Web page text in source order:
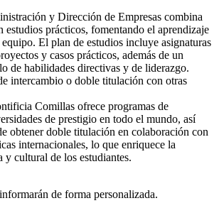
y Dirección de Empresas combina
estudios prácticos, fomentando el aprendizaje
El plan de estudios incluye asignaturas
y casos prácticos, además de un
de habilidades directivas y de liderazgo.
intercambio o doble titulación con otras
Comillas ofrece programas de
de prestigio en todo el mundo, así
obtener doble titulación en colaboración con
internacionales, lo que enriquece la
y cultural de los estudiantes.
de forma personalizada.